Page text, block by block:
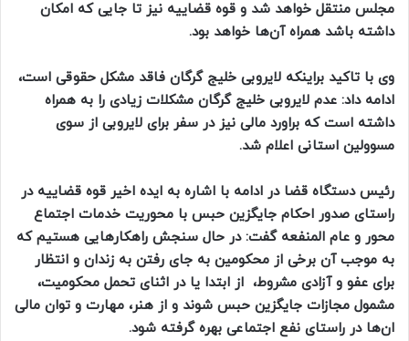
مجلس منتقل خواهد شد و قوه قضاییه نیز تا جایی که امکان
داشته باشد همراه آن‌ها خواهد بود.
وی با تاکید براینکه لایروبی خلیج گرگان فاقد مشکل حقوقی است،
ادامه داد: عدم لایروبی خلیج گرگان مشکلات زیادی را به همراه
داشته است که براورد مالی نیز در سفر برای لایروبی از سوی
مسوولین استانی اعلام شد.
رئیس دستگاه قضا در ادامه با اشاره به ایده اخیر قوه قضاییه در
راستای صدور احکام جایگزین حبس با محوریت خدمات اجتماع
محور و عام المنفعه گفت: در حال سنجش راهکارهایی هستیم که
به موجب آن برخی از محکومین به جای رفتن به زندان و انتظار
برای عفو و آزادی مشروط، از ابتدا یا در اثنای تحمل محکومیت،
مشمول مجازات جایگزین حبس شوند و از هنر، مهارت و توان مالی
ان‌ها در راستای نفع اجتماعی بهره گرفته شود.